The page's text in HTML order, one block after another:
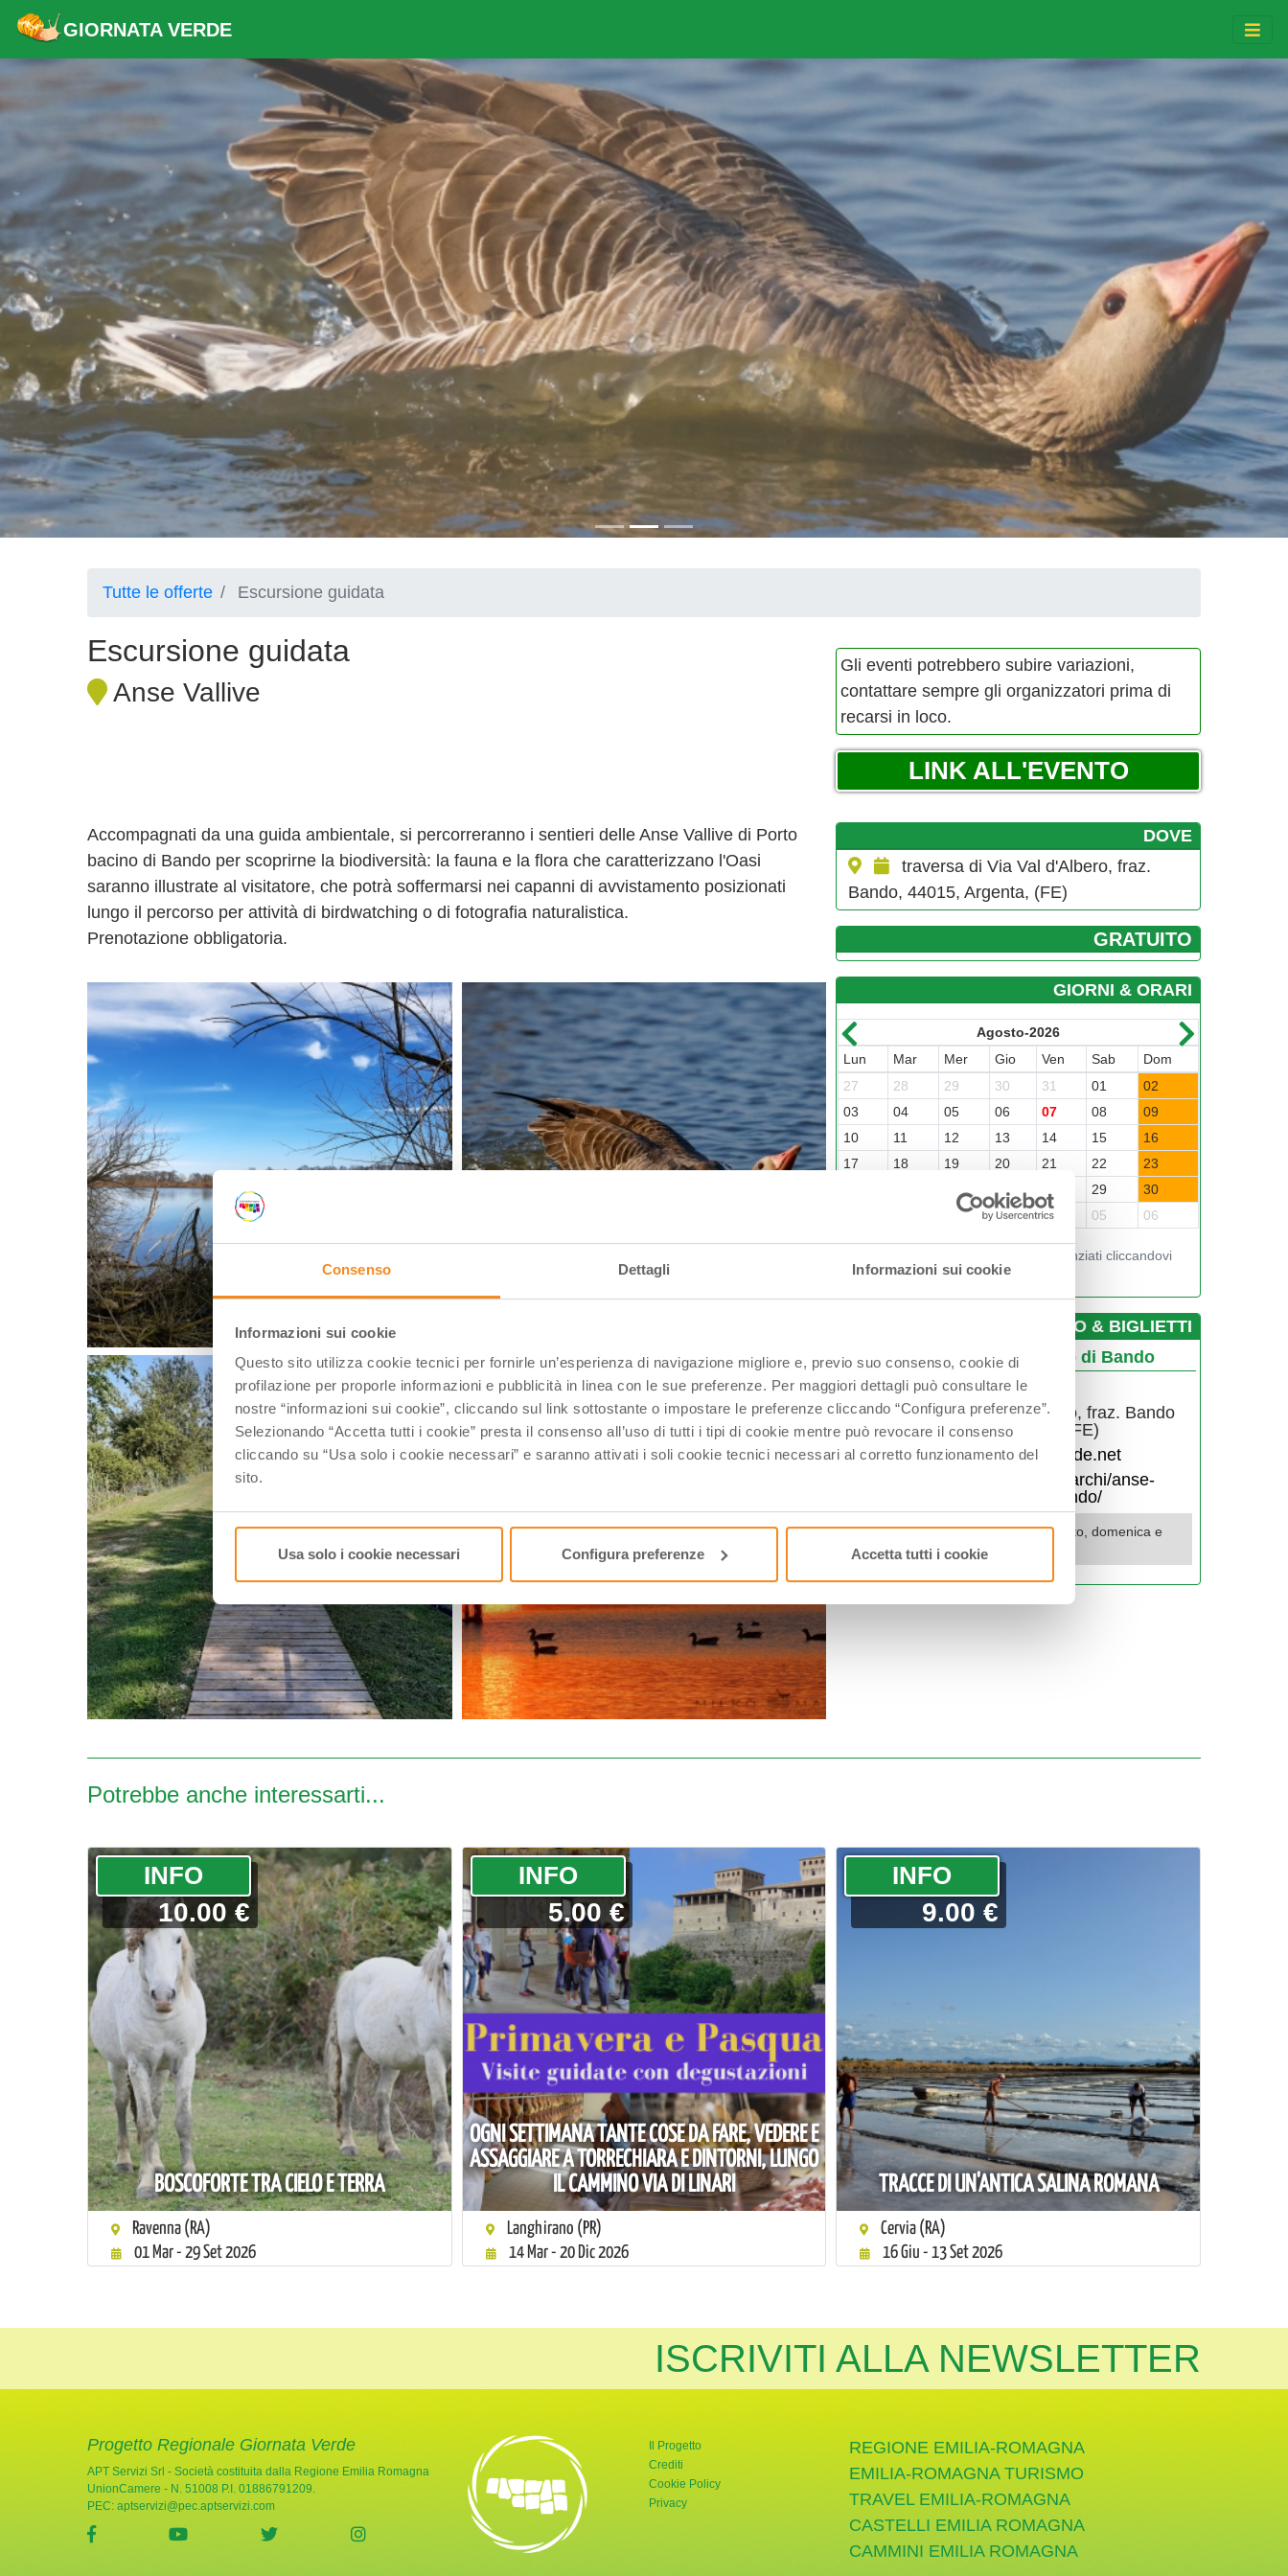
Consenso Dettagli Informazioni sui cookie
Informazioni sui cookie
Questo sito utilizza cookie tecnici per fornirle un’esperienza di navigazione migliore e, previo suo consenso, cookie di
profilazione per proporle informazioni e pubblicità in linea con le sue preferenze. Per maggiori dettagli può consultare le
nostre “informazioni sui cookie”, cliccando sul link sottostante o impostare le preferenze cliccando “Configura preferenze”.
Selezionando “Accetta tutti i cookie” presta il consenso all’uso di tutti i tipi di cookie mentre può revocare il consenso
cliccando su “Usa solo i cookie necessari” e saranno attivati i soli cookie tecnici necessari al corretto funzionamento del
sito.
Usa solo i cookie necessari Configura preferenze Accetta tutti i cookie
GIORNATA VERDE
Tutte le offerte Escursione guidata
Escursione guidata
Anse Vallive
Gli eventi potrebbero subire variazioni,
contattare sempre gli organizzatori prima di
recarsi in loco.
LINK ALL'EVENTO
Accompagnati da una guida ambientale, si percorreranno i sentieri delle Anse Vallive di Porto
bacino di Bando per scoprirne la biodiversità: la fauna e la flora che caratterizzano l'Oasi
saranno illustrate al visitatore, che potrà soffermarsi nei capanni di avvistamento posizionati
lungo il percorso per attività di birdwatching o di fotografia naturalistica.
Prenotazione obbligatoria.
DOVE
traversa di Via Val d'Albero, fraz.
Bando, 44015, Argenta, (FE)
GRATUITO
GIORNI & ORARI
Dom
Giugno-2026
Ven Sab
Dom
01
02 03 05 06
07
08
11 12 13
14
15
16 19 20
21
22
23 26 27
28
29
30
06
07 08
Luglio-2026
Mar Mer Gio Ven Sab
29
30 01 02 03 04
05
06
07 08 09 10 11
12
13
14 15 16 17 18
19
20
21 22 23 24 25
26
Agosto-2026
Lun
Mar Mer Gio Ven Sab
Dom
27
28 29 30 31 01
02
03
04 05 06 07 08
09
10
11 12 13 14 15
16
17
18 19 20 21 22
23
27 29
30
02 03 04 05 06
Visualizza gli orari nei giorni evidenziati cliccandovi
sopra
­INFO & BIGLIETTI
Anse Vallive di Porto bacino di Bando
335236673
traversa di via Val d'Albero, fraz. Bando
di Argenta, Portomaggiore, (FE)
ansevallivediporto@atlantide.net
https://www.amaparco.it/parchi/anse-
vallive-di-porto-bacino-di-bando/
da aprile a ottobre aperto sabato, domenica e
festivi dalla 10 alle 18
Potrebbe anche interessarti...
BOSCOFORTE TRA CIELO E TERRA
­INFO
10.00 €
Ravenna (RA)
01 Mar - 29 Set 2026
OGNI SETTIMANA TANTE COSE DA FARE, VEDERE E
ASSAGGIARE A TORRECHIARA E DINTORNI, LUNGO
IL CAMMINO VIA DI LINARI
­INFO
5.00 €
Langhirano (PR)
14 Mar - 20 Dic 2026
TRACCE DI UN'ANTICA SALINA ROMANA
­INFO
9.00 €
Cervia (RA)
16 Giu - 13 Set 2026
ISCRIVITI ALLA NEWSLETTER
Progetto Regionale Giornata Verde
APT Servizi Srl - Società costituita dalla Regione Emilia Romagna
UnionCamere - N. 51008 P.I. 01886791209.
PEC: aptservizi@pec.aptservizi.com
visita la pagina Facebook di Giornata Verde
visita la pagina YouTube di Giornata Verde
visita la pagina Twitter di Giornata Verde
visita la pagina Instagram di Giornata Verde
Il Progetto
Crediti
Cookie Policy
Privacy
REGIONE EMILIA-ROMAGNA
EMILIA-ROMAGNA TURISMO
TRAVEL EMILIA-ROMAGNA
CASTELLI EMILIA ROMAGNA
CAMMINI EMILIA ROMAGNA